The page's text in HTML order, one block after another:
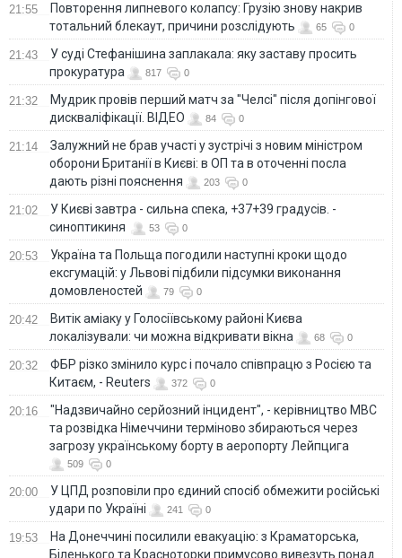
21:55
Повторення липневого колапсу: Грузію знову накрив
тотальний блекаут, причини розслідують
65 0
21:43
У суді Стефанішина заплакала: яку заставу просить
прокуратура
817 0
21:32
Мудрик провів перший матч за "Челсі" після допінгової
дискваліфікації. ВІДЕО
84 0
21:14
Залужний не брав участі у зустрічі з новим міністром
оборони Британії в Києві: в ОП та в оточенні посла
дають різні пояснення
203 0
21:02
У Києві завтра - сильна спека, +37+39 градусів. -
синоптикиня
53 0
20:53
Україна та Польща погодили наступні кроки щодо
ексгумацій: у Львові підбили підсумки виконання
домовленостей
79 0
20:42
Витік аміаку у Голосіївському районі Києва
локалізували: чи можна відкривати вікна
68 0
20:32
ФБР різко змінило курс і почало співпрацю з Росією та
Китаєм, - Reuters
372 0
20:16
"Надзвичайно серйозний інцидент", - керівництво МВС
та розвідка Німеччини терміново збираються через
загрозу українському борту в аеропорту Лейпцига
509 0
20:00
У ЦПД розповіли про єдиний спосіб обмежити російські
удари по Україні
241 0
19:53
На Донеччині посилили евакуацію: з Краматорська,
Біленького та Красноторки примусово вивезуть понад